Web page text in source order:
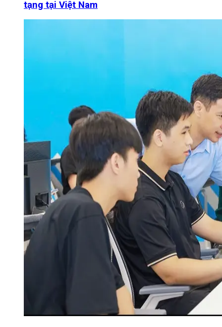
tạng tại Việt Nam